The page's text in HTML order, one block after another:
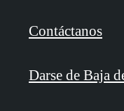
Contáctanos
Darse de Baja